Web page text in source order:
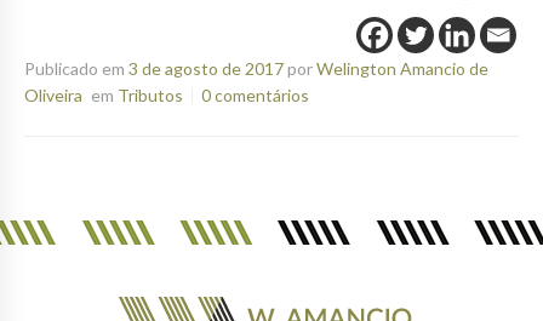
Publicado em 3 de agosto de 2017porWelington Amancio de
Oliveira em Tributos 0 comentários